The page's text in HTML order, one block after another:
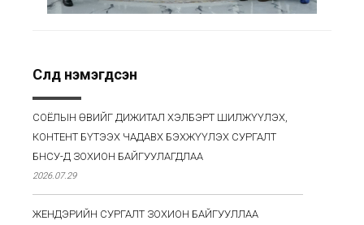
Сүүлд нэмэгдсэн
СОЁЛЫН ӨВИЙГ ДИЖИТАЛ ХЭЛБЭРТ ШИЛЖҮҮЛЭХ,
КОНТЕНТ БҮТЭЭХ ЧАДАВХ БЭХЖҮҮЛЭХ СУРГАЛТ
БНСУ-Д ЗОХИОН БАЙГУУЛАГДЛАА
2026.07.29
ЖЕНДЭРИЙН СУРГАЛТ ЗОХИОН БАЙГУУЛЛАА